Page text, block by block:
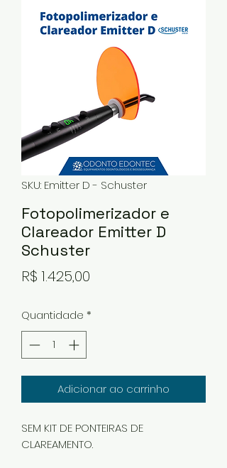
SKU: Emitter D - Schuster
Fotopolimerizador e
Clareador Emitter D
Schuster
R$ 1.425,00
Quantidade *
Adicionar ao carrinho
SEM KIT DE PONTEIRAS DE
CLAREAMENTO.